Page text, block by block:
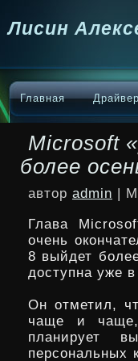
Лисин
Главная
Microsoft
более
автор admin |
Глава
очень
8 выйдет
доступна уже
Он отметил,
чаще и
планирует
персональных